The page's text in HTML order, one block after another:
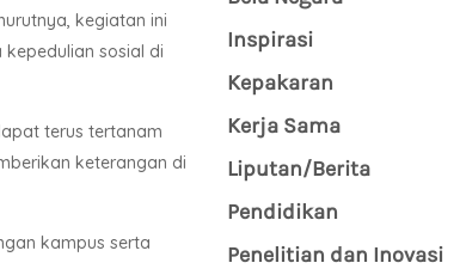
kegiatan ini
sosial di
terus tertanam
keterangan di
kampus serta
Inspirasi
Kepakaran
Kerja Sama
Liputan/Berita
Pendidikan
Penelitian dan Inovasi